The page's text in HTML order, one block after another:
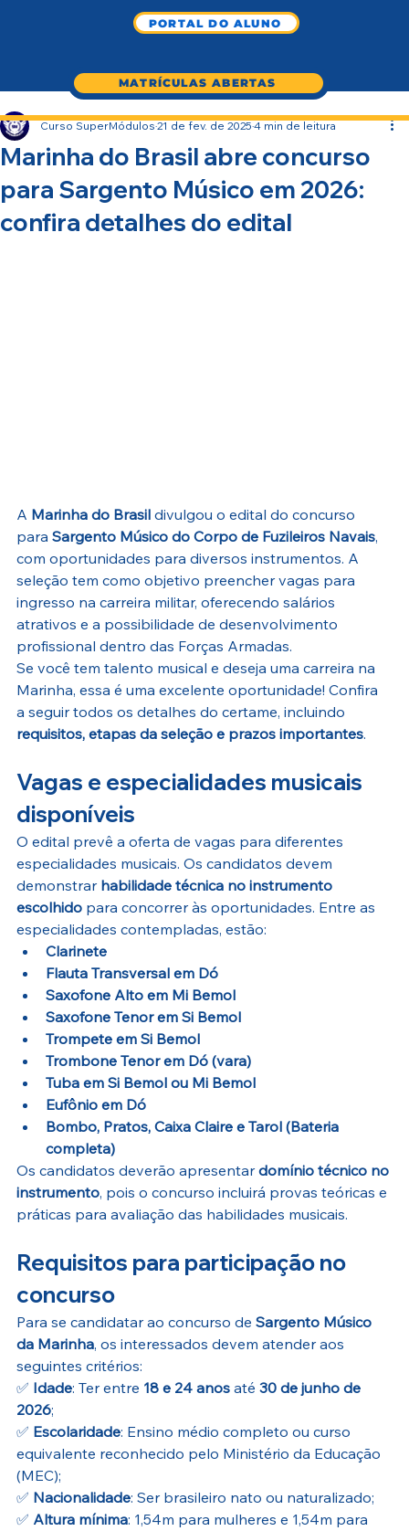
MATRÍCULAS ABERTAS
PORTAL DO ALUNO
Marinha do Brasil abre concurso
para Sargento Músico em 2026:
confira detalhes do edital
Curso SuperMódulos 21 de fev. de 2025 4 min de leitura
A Marinha do Brasil divulgou o edital do concurso
para Sargento Músico do Corpo de Fuzileiros Navais,
com oportunidades para diversos instrumentos. A
seleção tem como objetivo preencher vagas para
ingresso na carreira militar, oferecendo salários
atrativos e a possibilidade de desenvolvimento
profissional dentro das Forças Armadas.
Se você tem talento musical e deseja uma carreira na
Marinha, essa é uma excelente oportunidade! Confira
a seguir todos os detalhes do certame, incluindo
requisitos, etapas da seleção e prazos importantes.
Vagas e especialidades musicais
disponíveis
O edital prevê a oferta de vagas para diferentes
especialidades musicais. Os candidatos devem
demonstrar habilidade técnica no instrumento
escolhido para concorrer às oportunidades. Entre as
especialidades contempladas, estão:
Clarinete
Flauta Transversal em Dó
Saxofone Alto em Mi Bemol
Saxofone Tenor em Si Bemol
Trompete em Si Bemol
Trombone Tenor em Dó (vara)
Tuba em Si Bemol ou Mi Bemol
Eufônio em Dó
Bombo, Pratos, Caixa Claire e Tarol (Bateria
completa)
Os candidatos deverão apresentar domínio técnico no
instrumento, pois o concurso incluirá provas teóricas e
práticas para avaliação das habilidades musicais.
Requisitos para participação no
concurso
Para se candidatar ao concurso de Sargento Músico
da Marinha, os interessados devem atender aos
seguintes critérios:
✅ Idade: Ter entre 18 e 24 anos até 30 de junho de
2026;
✅ Escolaridade: Ensino médio completo ou curso
equivalente reconhecido pelo Ministério da Educação
(MEC);
✅ Nacionalidade: Ser brasileiro nato ou naturalizado;
✅ Altura mínima: 1,54m para mulheres e 1,54m para